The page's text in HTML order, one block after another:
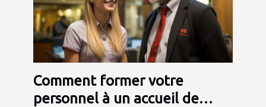
Comment former votre
personnel à un accueil de